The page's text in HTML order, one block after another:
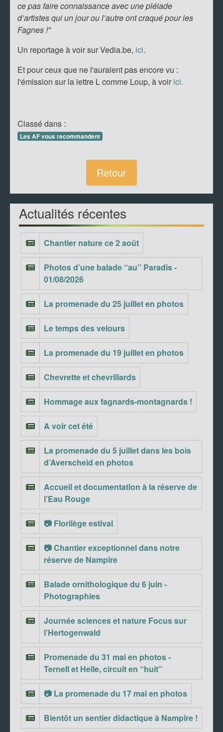
ce pas faire connaissance avec une pléiade
d’artistes qui un jour ou l’autre ont craqué pour les
Fagnes !"
Un reportage à voir sur Vedia.be, ici.
Et pour ceux que ne l'auraient pas encore vu :
l'émission sur la lettre L comme Loup, à voir ici.
Classé dans :
Les AF vous recommandent
Retour
Actualités récentes
Chantier nature ce 2 août
Photos d’une balade “au” Paradis -
01/08/2026
La promenade du 25 juillet en photos
Le temps des velours
La promenade du 19 juillet en photos
Chevrette et chevrillards
Hommage aux fagnards-montagnards !
A voir cet été
La promenade du 5 juillet dans les bois
d’Averscheid en photos
Accueil et documentation à la réserve de
l’Eau Rouge
📷 Florilège estival
📷 Chantier exceptionnel dans notre
réserve de Nampîre
Balade ornithologique du 6 juin -
Photographies
Journée sciences et nature Focus sur
l’Hertogenwald
Promenade du 31 mai en photos -
Ternell et Helle, circuit en “huit”
📷 La promenade du 17 mai en photos
Bientôt un sentier didactique à Nampîre !